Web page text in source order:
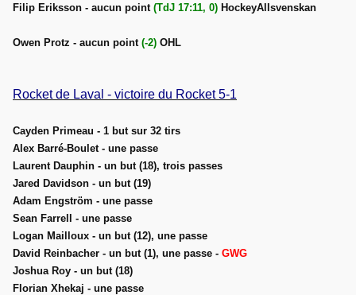
Filip Eriksson - aucun point (TdJ 17:11, 0) HockeyAllsvenskan
Owen Protz - aucun point (-2) OHL
Rocket de Laval - victoire du Rocket 5-1
Cayden Primeau - 1 but sur 32 tirs
Alex Barré-Boulet - une passe
Laurent Dauphin - un but (18), trois passes
Jared Davidson - un but (19)
Adam Engström - une passe
Sean Farrell - une passe
Logan Mailloux - un but (12), une passe
David Reinbacher - un but (1), une passe - GWG
Joshua Roy - un but (18)
Florian Xhekaj - une passe